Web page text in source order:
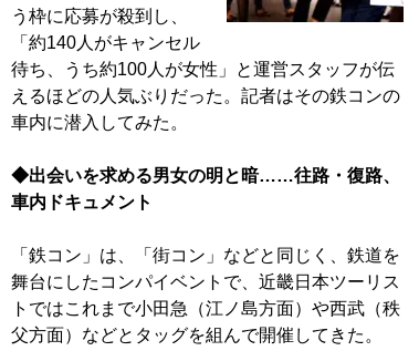
う枠に応募が殺到し、
「約140人がキャンセル
待ち、うち約100人が女性」と運営スタッフが伝
えるほどの人気ぶりだった。記者はその鉄コンの
車内に潜入してみた。
◆出会いを求める男女の明と暗……往路・復路、
車内ドキュメント
「鉄コン」は、「街コン」などと同じく、鉄道を
舞台にしたコンパイベントで、近畿日本ツーリス
トではこれまで小田急（江ノ島方面）や西武（秩
父方面）などとタッグを組んで開催してきた。